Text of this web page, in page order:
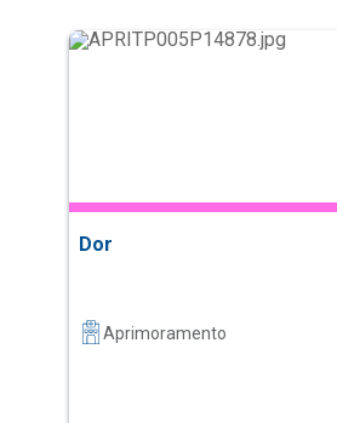
Dor
Aprimoramento